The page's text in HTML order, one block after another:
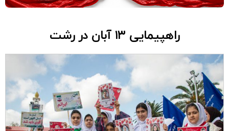
راهپیمایی ۱۳ آبان در رشت